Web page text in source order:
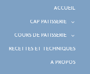
ACCUEIL
CAP PÂTISSERIE
COURS DE PÂTISSERIE
RECETTES ET TECHNIQUES
À PROPOS